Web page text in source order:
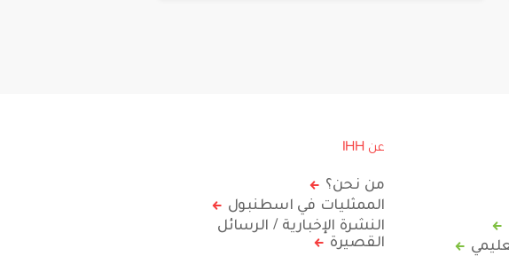
عن IHH
من نحن؟
الممثليات في اسطنبول
النشرة الإخبارية / الرسائل
القصيرة